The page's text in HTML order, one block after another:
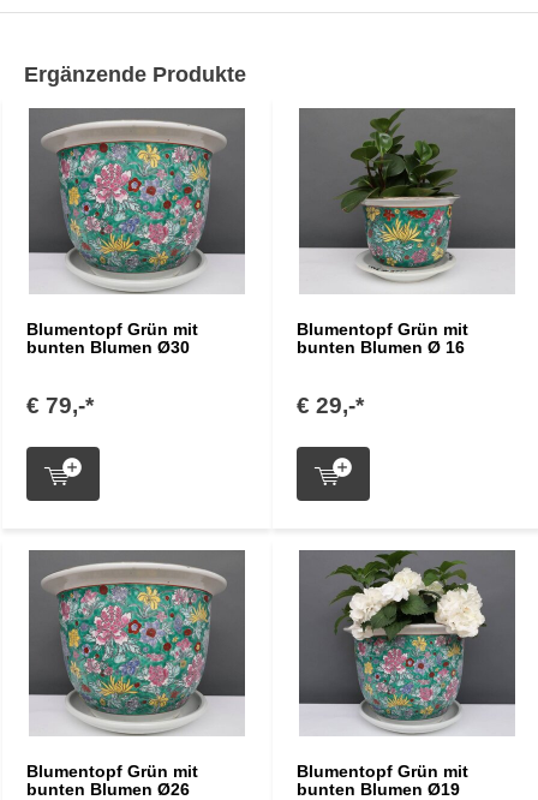
Ergänzende Produkte
Blumentopf Grün mit
bunten Blumen Ø30
€ 79,-*
Blumentopf Grün mit
bunten Blumen Ø 16
€ 29,-*
Blumentopf Grün mit
bunten Blumen Ø26
Blumentopf Grün mit
bunten Blumen Ø19